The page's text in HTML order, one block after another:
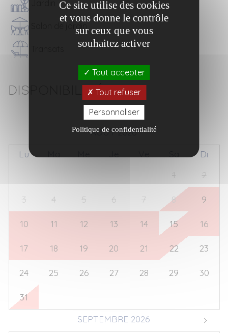
Disponibilités
AOÛT 2026
Lu
Di
1 2
3 4 5 6 7 8 9
10 11 12 13 14 15 16
17 18 19 20 21 22 23
24 25 26 27 28 29 30
31
SEPTEMBRE 2026
Ce site utilise des cookies
et vous donne le contrôle
sur ceux que vous
souhaitez activer
Tout accepter
Tout refuser
Personnaliser
Politique de confidentialité